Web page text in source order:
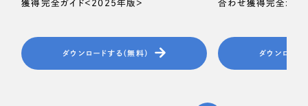
獲得完全ガイド＜2025年版＞
ダウンロードする（無料）
合わせ獲得完全ガイ
ダウンロード